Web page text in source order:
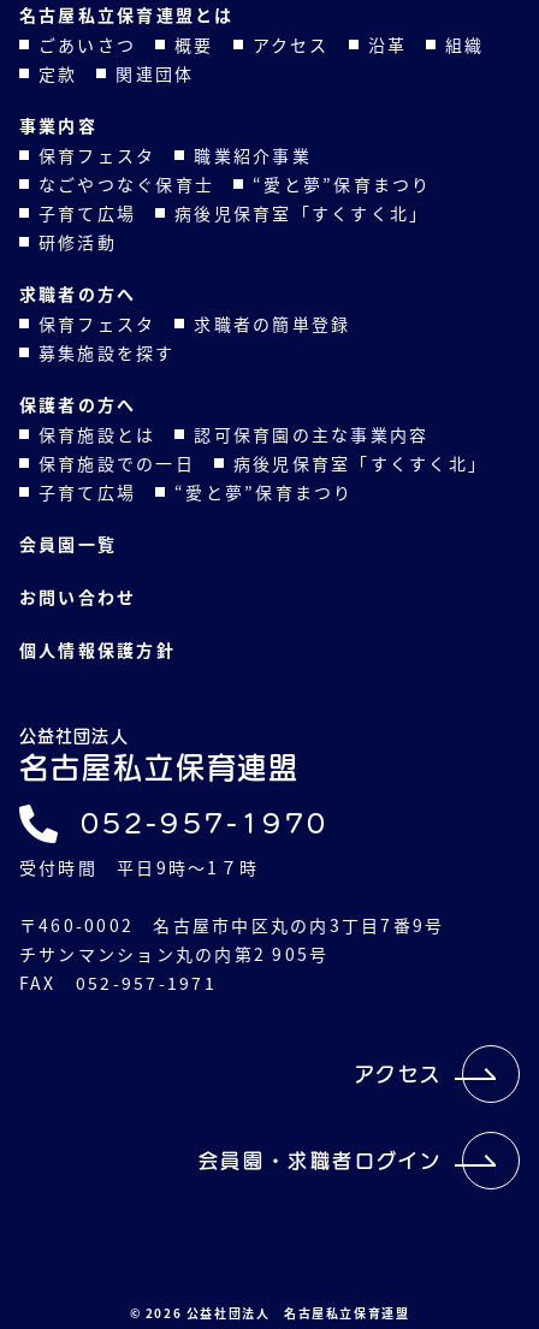
名古屋私立保育連盟とは
ごあいさつ
概要 アクセス 沿革
組織
定款
関連団体
事業内容
保育フェスタ
職業紹介事業
なごやつなぐ保育士
“愛と夢”保育まつり
子育て広場
病後児保育室「すくすく北」
研修活動
求職者の方へ
保育フェスタ
求職者の簡単登録
募集施設を探す
保護者の方へ
保育施設とは
認可保育園の主な事業内容
保育施設での一日
病後児保育室「すくすく北」
子育て広場
“愛と夢”保育まつり
会員園一覧
お問い合わせ
個人情報保護方針
公益社団法人
名古屋私立保育連盟
052-957-1970
受付時間 平日9時～1７時
〒460-0002 名古屋市中区丸の内3丁目7番9号
チサンマンション丸の内第2 905号
FAX 052-957-1971
アクセス
会員園・求職者ログイン
© 2026 公益社団法人 名古屋私立保育連盟